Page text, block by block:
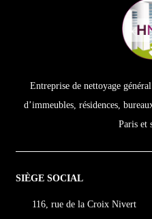
Entreprise de nettoyage
d’immeubles, résidences,
Paris et
SIÈGE SOCIAL
116, rue de la Croix Nivert